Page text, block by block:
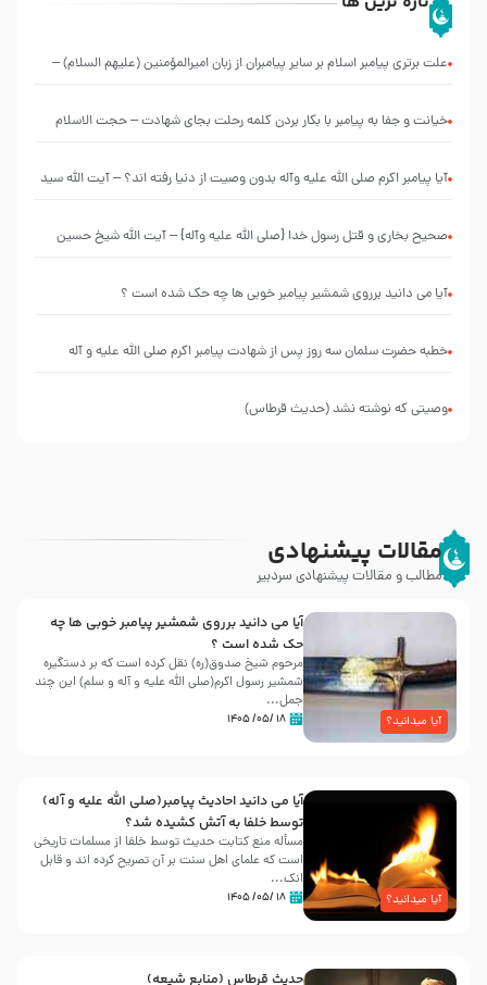
علت برتری پیامبر اسلام بر سایر پیامبران از زبان امیرالمؤمنین (علیهم السلام) –
خیانت و جفا به پیامبر با بکار بردن کلمه رحلت بجای شهادت – حجت الاسلام
آیا پیامبر اکرم صلی الله علیه وآله بدون وصیت از دنیا رفته ‌اند؟ – آیت الله سید
صحیح بخاری و قتل رسول‌ خدا {صلی ‌الله علیه‌ وآله} – آیت الله شیخ حسین
آیا می دانید برروی شمشیر پیامبر خوبی ها چه حک شده است ؟
خطبه حضرت سلمان سه روز پس از شهادت پیامبر اکرم صلی الله علیه و آله
وصیتی که نوشته نشد (حدیث قرطاس)
مقالات پیشنهادی
مطالب و مقالات پیشنهادی سردبیر
آیا میدانید؟
آیا می دانید برروی شمشیر پیامبر خوبی ها چه
حک شده است ؟
مرحوم شیخ صدوق(ره) نقل کرده است که بر دستگیره
شمشیر رسول اکرم(صلی الله علیه و آله و سلم) این چند
جمل...
۱۸ /۰۵/ ۱۴۰۵
آیا میدانید؟
آیا می دانید احادیث پیامبر(صلی الله علیه و آله)
توسط خلفا به آتش کشیده شد؟
مسأله منع کتابت حدیث توسط خلفا از مسلمات تاریخی
است که علمای اهل سنت بر آن تصریح کرده اند و قابل
انک...
۱۸ /۰۵/ ۱۴۰۵
حدیث قرطاس (منابع شیعه)